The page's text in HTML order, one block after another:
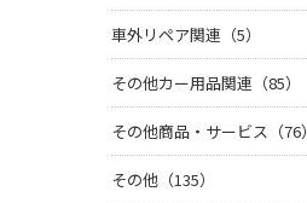
車外リペア関連（5）
その他カー用品関連（85）
その他商品・サービス（76）
その他（135）